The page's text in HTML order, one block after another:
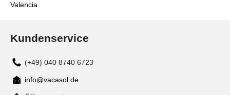
Valencia
Kundenservice
(+49) 040 8740 6723
Mail
info@vacasol.de